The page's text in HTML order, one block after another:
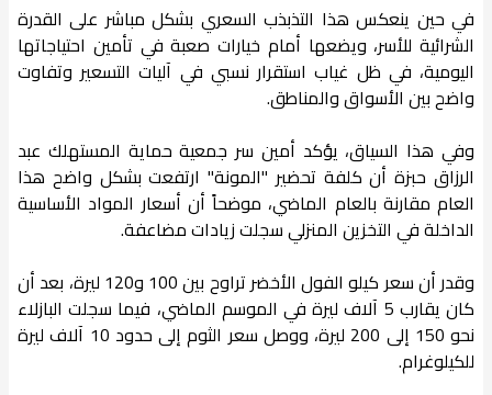
في حين ينعكس هذا التذبذب السعري بشكل مباشر على القدرة
الشرائية للأسر، ويضعها أمام خيارات صعبة في تأمين احتياجاتها
اليومية، في ظل غياب استقرار نسبي في آليات التسعير وتفاوت
واضح بين الأسواق والمناطق.
وفي هذا السياق، يؤكد أمين سر جمعية حماية المستهلك عبد
الرزاق حبزة أن كلفة تحضير "المونة" ارتفعت بشكل واضح هذا
العام مقارنة بالعام الماضي، موضحاً أن أسعار المواد الأساسية
الداخلة في التخزين المنزلي سجلت زيادات مضاعفة.
وقدر أن سعر كيلو الفول الأخضر تراوح بين 100 و120 ليرة، بعد أن
كان يقارب 5 آلاف ليرة في الموسم الماضي، فيما سجلت البازلاء
نحو 150 إلى 200 ليرة، ووصل سعر الثوم إلى حدود 10 آلاف ليرة
للكيلوغرام.